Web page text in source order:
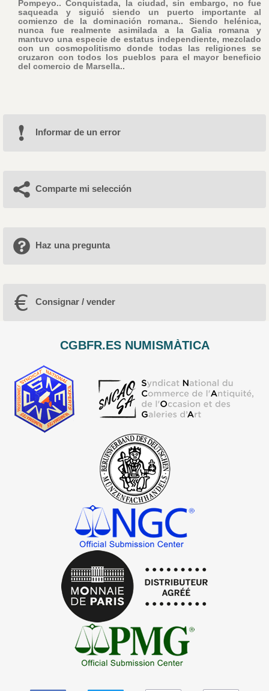
Pompeyo.. Conquistada, la ciudad, sin embargo, no fue
saqueada y siguió siendo un puerto importante al
comienzo de la dominación romana.. Siendo helénica,
nunca fue realmente asimilada a la Galia romana y
mantuvo una especie de estatus independiente, mezclado
con un cosmopolitismo donde todas las religiones se
cruzaron con todos los pueblos para el mayor beneficio
del comercio de Marsella..
Informar de un error
Comparte mi selección
Haz una pregunta
Consignar / vender
CGBFR.ES NUMISMÀTICA